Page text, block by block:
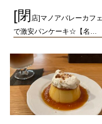
[閉 店]マノアバレーカフェ
で激安パンケーキ☆【名…